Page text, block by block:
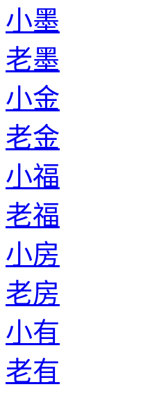
小墨
老墨
小金
老金
小福
老福
小房
老房
小有
老有